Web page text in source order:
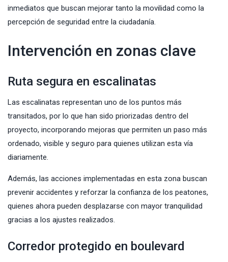
inmediatos que buscan mejorar tanto la movilidad como la
percepción de seguridad entre la ciudadanía.
Intervención en zonas clave
Ruta segura en escalinatas
Las escalinatas representan uno de los puntos más
transitados, por lo que han sido priorizadas dentro del
proyecto, incorporando mejoras que permiten un paso más
ordenado, visible y seguro para quienes utilizan esta vía
diariamente.
Además, las acciones implementadas en esta zona buscan
prevenir accidentes y reforzar la confianza de los peatones,
quienes ahora pueden desplazarse con mayor tranquilidad
gracias a los ajustes realizados.
Corredor protegido en boulevard